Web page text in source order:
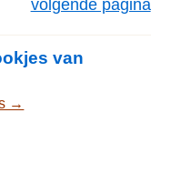
met
de
volgende pagina
van
→